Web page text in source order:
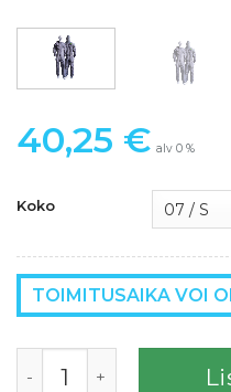
40,25 € alv 0 %
Koko
TOIMITUSAIKA VOI